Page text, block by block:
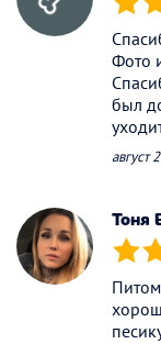
(*)
Фото
был
август
Тоня
(*)